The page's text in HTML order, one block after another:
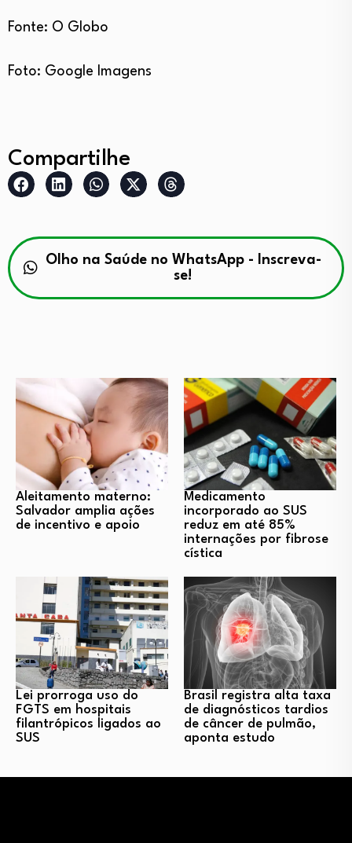
Fonte: O Globo
Foto: Google Imagens
Compartilhe
Olho na Saúde no WhatsApp - Inscreva-
se!
Aleitamento materno:
Salvador amplia ações
de incentivo e apoio
Medicamento
incorporado ao SUS
reduz em até 85%
internações por fibrose
cística
Lei prorroga uso do
FGTS em hospitais
filantrópicos ligados ao
SUS
Brasil registra alta taxa
de diagnósticos tardios
de câncer de pulmão,
aponta estudo